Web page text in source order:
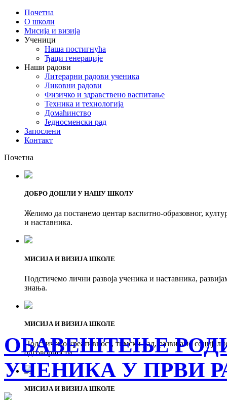
Почетна
О школи
Мисија и визија
Ученици
Наша постигнућа
Ђаци генерације
Наши радови
Литерарни радови ученика
Ликовни радови
Физичко и здравствено васпитање
Техника и технологија
Домаћинство
Једносменски рад
Запослени
Контакт
Почетна
ДОБРО ДОШЛИ У НАШУ ШКОЛУ
Желимо да постанемо центар васпитно-образовног,
и наставника.
МИСИЈА И ВИЗИЈА ШКОЛЕ
Подстичемо лични развоја ученика и наставника,
знања.
МИСИЈА И ВИЗИЈА ШКОЛЕ
Подстичемо креативност, тимски рад, развијамо
одговорности.
МИСИЈА И ВИЗИЈА ШКОЛЕ
ОБАВЕШТЕЊЕ
УЧЕНИКА У ПРВИ